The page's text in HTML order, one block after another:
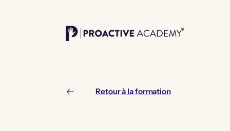
Retour à la formation